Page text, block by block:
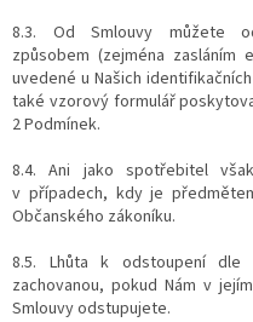
8.3. Od Smlouvy můžete
způsobem (zejména zasláním
uvedené u Našich
také vzorový formulář
2 Podmínek.
8.4. Ani jako spotřebitel
v případech, kdy je
Občanského zákoníku.
8.5. Lhůta k odstoupení dle
zachovanou, pokud Nám v
Smlouvy odstupujete.